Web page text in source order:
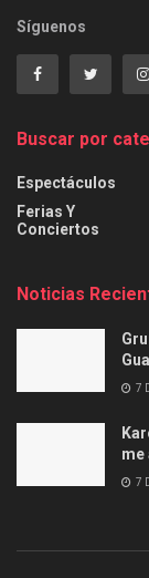
Síguenos
Buscar por
Espectáculos
Ferias Y
Conciertos
Noticias
7
me
7